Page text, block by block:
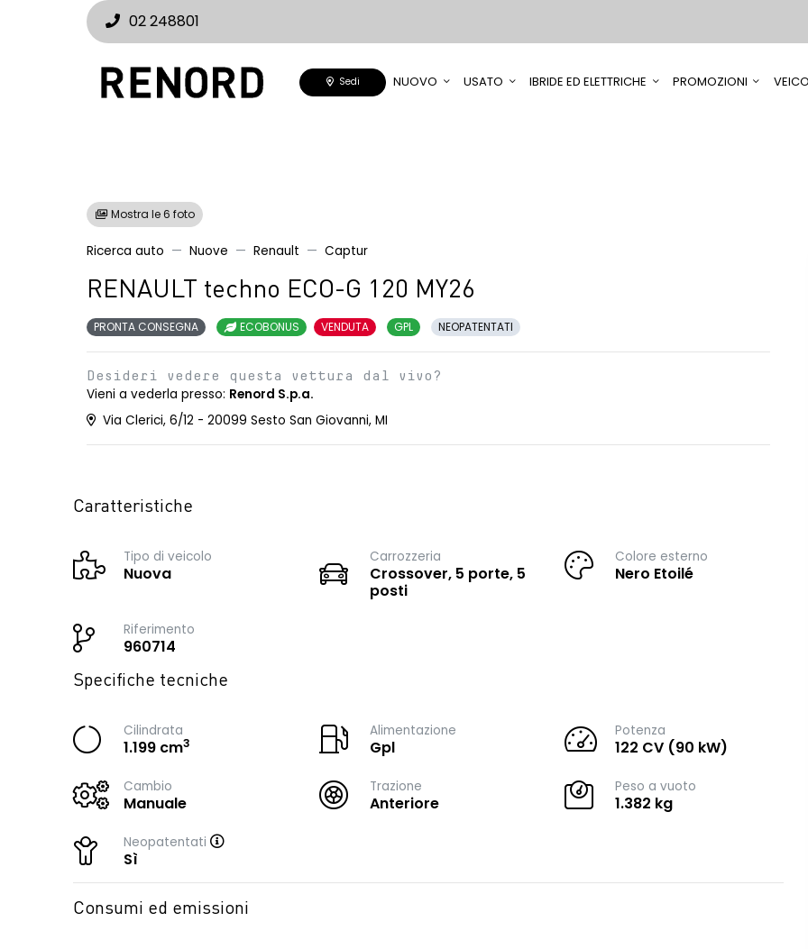
02 248801
Sedi NUOVO USATO IBRIDE ED ELETTRICHE PROMOZIONI
Mostra le 6 foto
Ricerca auto Nuove Renault Captur
RENAULT techno ECO-G 120 MY26
PRONTA CONSEGNA ECOBONUS VENDUTA GPL NEOPATENTATI
Desideri vedere questa vettura dal vivo?
Vieni a vederla presso: Renord S.p.a.
Via Clerici, 6/12 - 20099 Sesto San Giovanni, MI
Caratteristiche
Tipo di veicolo
Nuova
Carrozzeria
Crossover, 5 porte, 5
posti
Colore esterno
Nero Etoilé
Riferimento
960714
Specifiche tecniche
Cilindrata
1.199 cm3
Alimentazione
Gpl
Potenza
122 CV (90 kW)
Cambio
Manuale
Trazione
Anteriore
Peso a vuoto
1.382 kg
Neopatentati
Sì
Consumi ed emissioni